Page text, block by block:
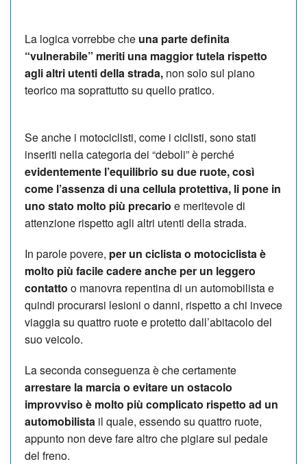
La logica vorrebbe che una parte definita
“vulnerabile” meriti una maggior tutela rispetto
agli altri utenti della strada, non solo sul piano
teorico ma soprattutto su quello pratico.
Se anche i motociclisti, come i ciclisti, sono stati
inseriti nella categoria dei “deboli” è perché
evidentemente l’equilibrio su due ruote, così
come l’assenza di una cellula protettiva, li pone in
uno stato molto più precario e meritevole di
attenzione rispetto agli altri utenti della strada.
In parole povere, per un ciclista o motociclista è
molto più facile cadere anche per un leggero
contatto o manovra repentina di un automobilista e
quindi procurarsi lesioni o danni, rispetto a chi invece
viaggia su quattro ruote e protetto dall’abitacolo del
suo veicolo.
La seconda conseguenza è che certamente
arrestare la marcia o evitare un ostacolo
improvviso è molto più complicato rispetto ad un
automobilista il quale, essendo su quattro ruote,
appunto non deve fare altro che pigiare sul pedale
del freno.